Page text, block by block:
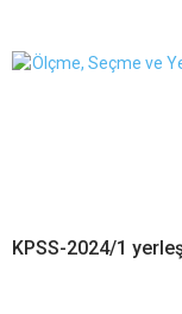
KPSS-2024/1